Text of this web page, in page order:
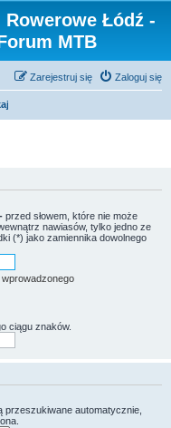
Łódź -
MTB
Zaloguj się
Zarejestruj się
- przed słowem, które nie może
nawiasów, tylko jedno ze
(*) jako zamiennika dowolnego
ciągu znaków.
automatycznie,